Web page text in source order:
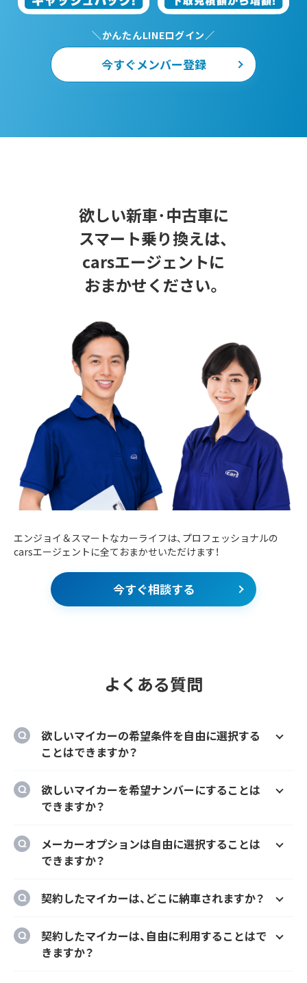
＼かんたんLINEログイン／
今すぐメンバー登録
欲しい新車･中古車に
スマート乗り換えは、
carsエージェントに
おまかせください。
エンジョイ＆スマートなカーライフは、プロフェッショナルの
carsエージェントに全ておまかせいただけます！
今すぐ相談する
よくある質問
欲しいマイカーの希望条件を自由に選択する
ことはできますか？
ー、契約期間、ボーナス払い等を自由に選択す
ることができます。
欲しいマイカーを希望ナンバーにすることは
できますか？
とができます。
メーカーオプションは自由に選択することは
できますか？
様にカーナビ、ドラレコ、ETC、フロアマット等
ます。
契約したマイカーは、どこに納車されますか？
とができます。
ただし、輸入車リース（新車）の場合、納車場所
契約したマイカーは、自由に利用することはで
きますか？